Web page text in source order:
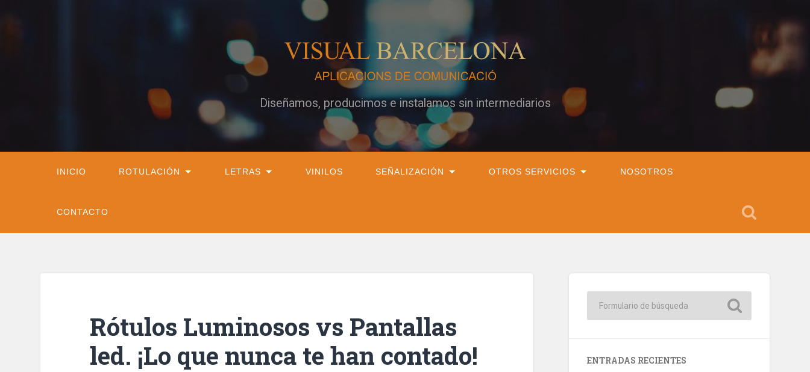
Diseñamos, producimos e instalamos sin intermediarios
INICIO ROTULACIÓN LETRAS VINILOS SEÑALIZACIÓN OTROS SERVICIOS NOSOTROS
CONTACTO
Rótulos Luminosos vs Pantallas
led. ¡Lo que nunca te han contado!
ENTRADAS RECIENTES